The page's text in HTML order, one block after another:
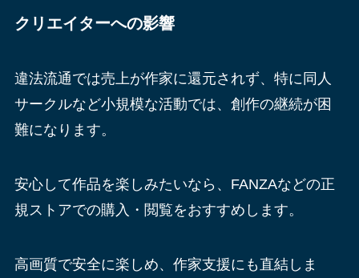
クリエイターへの影響
違法流通では売上が作家に還元されず、特に同人
サークルなど小規模な活動では、創作の継続が困
難になります。
安心して作品を楽しみたいなら、FANZAなどの正
規ストアでの購入・閲覧をおすすめします。
高画質で安全に楽しめ、作家支援にも直結しま